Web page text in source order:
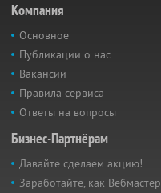
Компания
Основное
Публикации о нас
Вакансии
Правила сервиса
Ответы на вопросы
Бизнес-Партнёрам
Давайте сделаем акцию!
Заработайте, как Вебмастер